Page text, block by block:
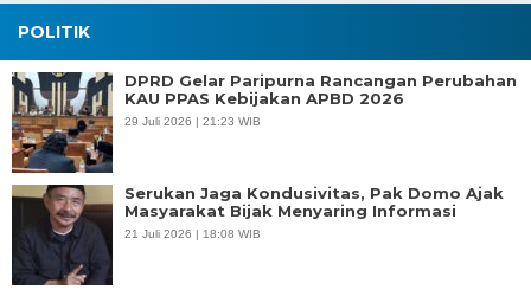
POLITIK
DPRD Gelar Paripurna Rancangan Perubahan
KAU PPAS Kebijakan APBD 2026
29 Juli 2026 | 21:23 WIB
Serukan Jaga Kondusivitas, Pak Domo Ajak
Masyarakat Bijak Menyaring Informasi
21 Juli 2026 | 18:08 WIB